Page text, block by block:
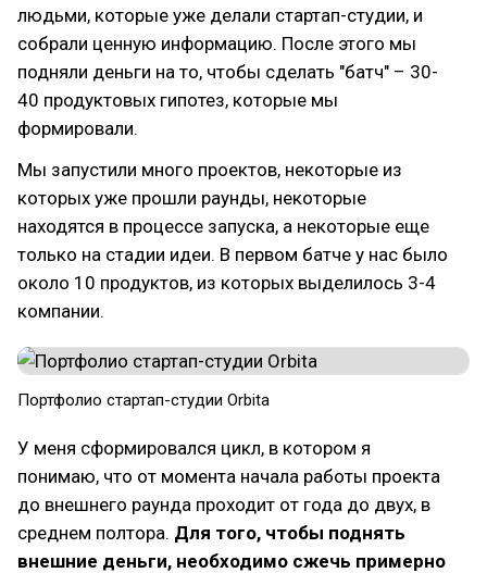
людьми, которые уже делали стартап-студии, и
собрали ценную информацию. После этого мы
подняли деньги на то, чтобы сделать "батч" – 30-
40 продуктовых гипотез, которые мы
формировали.
Мы запустили много проектов, некоторые из
которых уже прошли раунды, некоторые
находятся в процессе запуска, а некоторые еще
только на стадии идеи. В первом батче у нас было
около 10 продуктов, из которых выделилось 3-4
компании.
Портфолио стартап-студии Orbita
У меня сформировался цикл, в котором я
понимаю, что от момента начала работы проекта
до внешнего раунда проходит от года до двух, в
среднем полтора. Для того, чтобы поднять
внешние деньги, необходимо сжечь примерно